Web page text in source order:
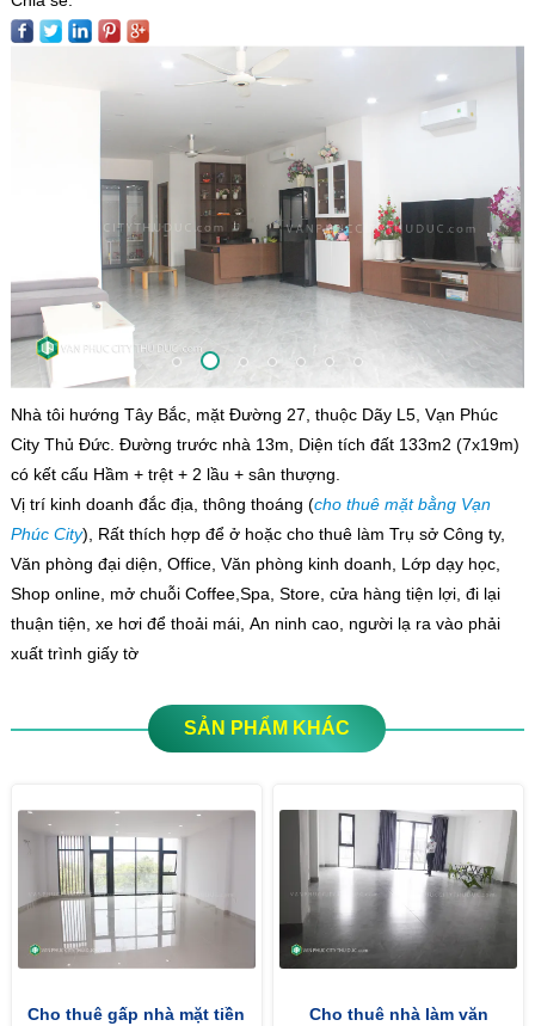
Nhà tôi hướng Tây Bắc, mặt Đường 27, thuộc Dãy L5, Vạn Phúc
City Thủ Đức. Đường trước nhà 13m, Diện tích đất 133m2 (7x19m)
có kết cấu Hầm + trệt + 2 lầu + sân thượng.
Vị trí kinh doanh đắc địa, thông thoáng (cho thuê mặt bằng Vạn
Phúc City), Rất thích hợp để ở hoặc cho thuê làm Trụ sở Công ty,
Văn phòng đại diện, Office, Văn phòng kinh doanh, Lớp dạy học,
Shop online, mở chuỗi Coffee,Spa, Store, cửa hàng tiện lợi, đi lại
thuận tiện, xe hơi để thoải mái, An ninh cao, người lạ ra vào phải
xuất trình giấy tờ
SẢN PHẨM KHÁC
Cho thuê gấp nhà mặt tiền
Cho thuê nhà làm văn